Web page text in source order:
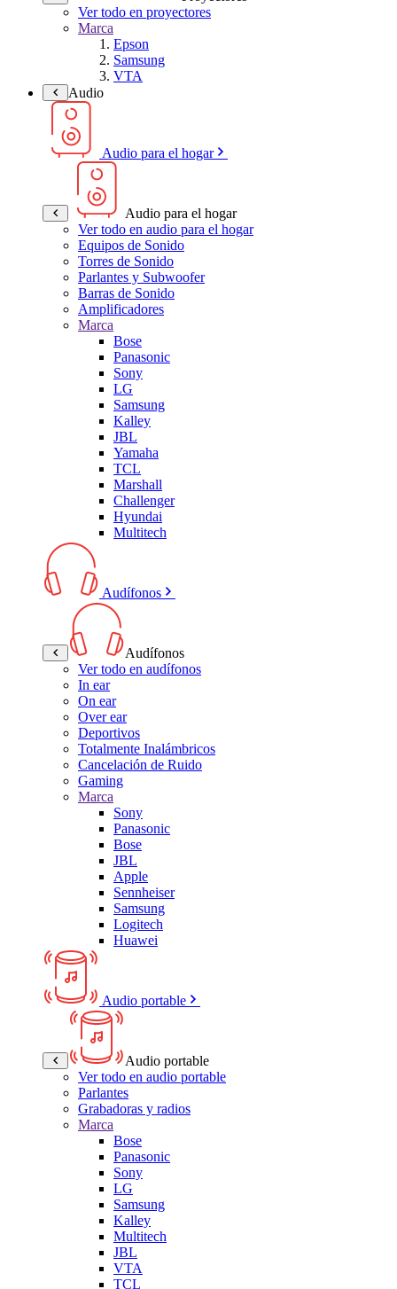
Ver todo en proyectores
Marca
Epson
Samsung
VTA
Audio
Audio para el hogar
Audio para el hogar
Ver todo en audio para el hogar
Equipos de Sonido
Torres de Sonido
Parlantes y Subwoofer
Barras de Sonido
Amplificadores
Marca
Bose
Panasonic
Sony
LG
Samsung
Kalley
JBL
Yamaha
TCL
Marshall
Challenger
Hyundai
Multitech
Audífonos
Audífonos
Ver todo en audífonos
In ear
On ear
Over ear
Deportivos
Totalmente Inalámbricos
Cancelación de Ruido
Gaming
Marca
Sony
Panasonic
Bose
JBL
Apple
Sennheiser
Samsung
Logitech
Huawei
Audio portable
Audio portable
Ver todo en audio portable
Parlantes
Grabadoras y radios
Marca
Bose
Panasonic
Sony
LG
Samsung
Kalley
Multitech
JBL
VTA
TCL